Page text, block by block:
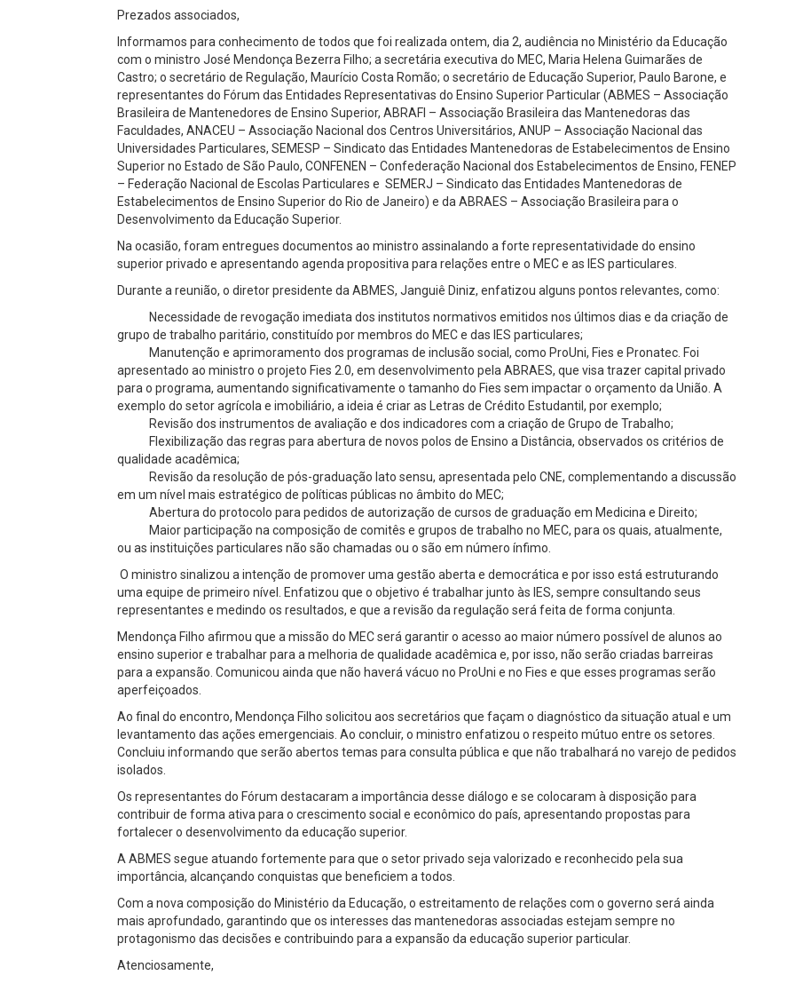
Prezados associados,
Informamos para conhecimento de todos que foi realizada ontem, dia 2, audiência no Ministério da Educação
com o ministro José Mendonça Bezerra Filho; a secretária executiva do MEC, Maria Helena Guimarães de
Castro; o secretário de Regulação, Maurício Costa Romão; o secretário de Educação Superior, Paulo Barone, e
representantes do Fórum das Entidades Representativas do Ensino Superior Particular (ABMES – Associação
Brasileira de Mantenedores de Ensino Superior, ABRAFI – Associação Brasileira das Mantenedoras das
Faculdades, ANACEU – Associação Nacional dos Centros Universitários, ANUP – Associação Nacional das
Universidades Particulares, SEMESP – Sindicato das Entidades Mantenedoras de Estabelecimentos de Ensino
Superior no Estado de São Paulo, CONFENEN – Confederação Nacional dos Estabelecimentos de Ensino, FENEP
– Federação Nacional de Escolas Particulares e SEMERJ – Sindicato das Entidades Mantenedoras de
Estabelecimentos de Ensino Superior do Rio de Janeiro) e da ABRAES – Associação Brasileira para o
Desenvolvimento da Educação Superior.
Na ocasião, foram entregues documentos ao ministro assinalando a forte representatividade do ensino
superior privado e apresentando agenda propositiva para relações entre o MEC e as IES particulares.
Durante a reunião, o diretor presidente da ABMES, Janguiê Diniz, enfatizou alguns pontos relevantes, como:
Necessidade de revogação imediata dos institutos normativos emitidos nos últimos dias e da criação de
grupo de trabalho paritário, constituído por membros do MEC e das IES particulares;
Manutenção e aprimoramento dos programas de inclusão social, como ProUni, Fies e Pronatec. Foi
apresentado ao ministro o projeto Fies 2.0, em desenvolvimento pela ABRAES, que visa trazer capital privado
para o programa, aumentando significativamente o tamanho do Fies sem impactar o orçamento da União. A
exemplo do setor agrícola e imobiliário, a ideia é criar as Letras de Crédito Estudantil, por exemplo;
Revisão dos instrumentos de avaliação e dos indicadores com a criação de Grupo de Trabalho;
Flexibilização das regras para abertura de novos polos de Ensino a Distância, observados os critérios de
qualidade acadêmica;
Revisão da resolução de pós-graduação lato sensu, apresentada pelo CNE, complementando a discussão
em um nível mais estratégico de políticas públicas no âmbito do MEC;
Abertura do protocolo para pedidos de autorização de cursos de graduação em Medicina e Direito;
Maior participação na composição de comitês e grupos de trabalho no MEC, para os quais, atualmente,
ou as instituições particulares não são chamadas ou o são em número ínfimo.
O ministro sinalizou a intenção de promover uma gestão aberta e democrática e por isso está estruturando
uma equipe de primeiro nível. Enfatizou que o objetivo é trabalhar junto às IES, sempre consultando seus
representantes e medindo os resultados, e que a revisão da regulação será feita de forma conjunta.
Mendonça Filho afirmou que a missão do MEC será garantir o acesso ao maior número possível de alunos ao
ensino superior e trabalhar para a melhoria de qualidade acadêmica e, por isso, não serão criadas barreiras
para a expansão. Comunicou ainda que não haverá vácuo no ProUni e no Fies e que esses programas serão
aperfeiçoados.
Ao final do encontro, Mendonça Filho solicitou aos secretários que façam o diagnóstico da situação atual e um
levantamento das ações emergenciais. Ao concluir, o ministro enfatizou o respeito mútuo entre os setores.
Concluiu informando que serão abertos temas para consulta pública e que não trabalhará no varejo de pedidos
isolados.
Os representantes do Fórum destacaram a importância desse diálogo e se colocaram à disposição para
contribuir de forma ativa para o crescimento social e econômico do país, apresentando propostas para
fortalecer o desenvolvimento da educação superior.
A ABMES segue atuando fortemente para que o setor privado seja valorizado e reconhecido pela sua
importância, alcançando conquistas que beneficiem a todos.
Com a nova composição do Ministério da Educação, o estreitamento de relações com o governo será ainda
mais aprofundado, garantindo que os interesses das mantenedoras associadas estejam sempre no
protagonismo das decisões e contribuindo para a expansão da educação superior particular.
Atenciosamente,